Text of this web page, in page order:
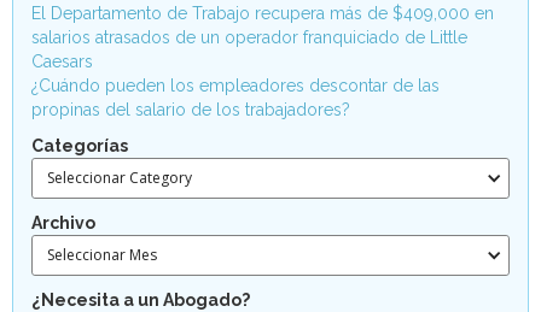
El Departamento de Trabajo recupera más de $409,000 en
salarios atrasados de un operador franquiciado de Little
Caesars
¿Cuándo pueden los empleadores descontar de las
propinas del salario de los trabajadores?
Categorías
Seleccionar Category
Archivo
Seleccionar Mes
¿Necesita a un Abogado?